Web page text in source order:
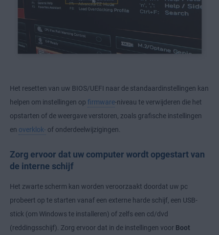
Het resetten van uw BIOS/UEFI naar de standaardinstellingen kan
helpen om instellingen op firmware-niveau te verwijderen die het
opstarten of de weergave verstoren, zoals grafische instellingen
en overklok- of onderdeelwijzigingen.
Zorg ervoor dat uw computer wordt opgestart van
de interne schijf
Het zwarte scherm kan worden veroorzaakt doordat uw pc
probeert op te starten vanaf een externe harde schijf, een USB-
stick (om Windows te installeren) of zelfs een cd/dvd
(reddingsschijf). Zorg ervoor dat in de instellingen voor Boot